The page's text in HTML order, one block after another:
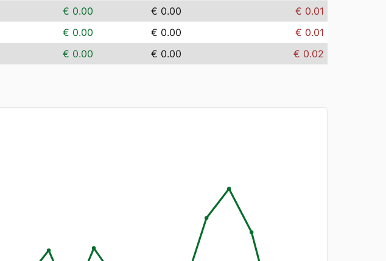
€ 0.00 € 0.00
€ 0.01
€ 0.00 € 0.00
€ 0.01
€ 0.00 € 0.00 € 0.02